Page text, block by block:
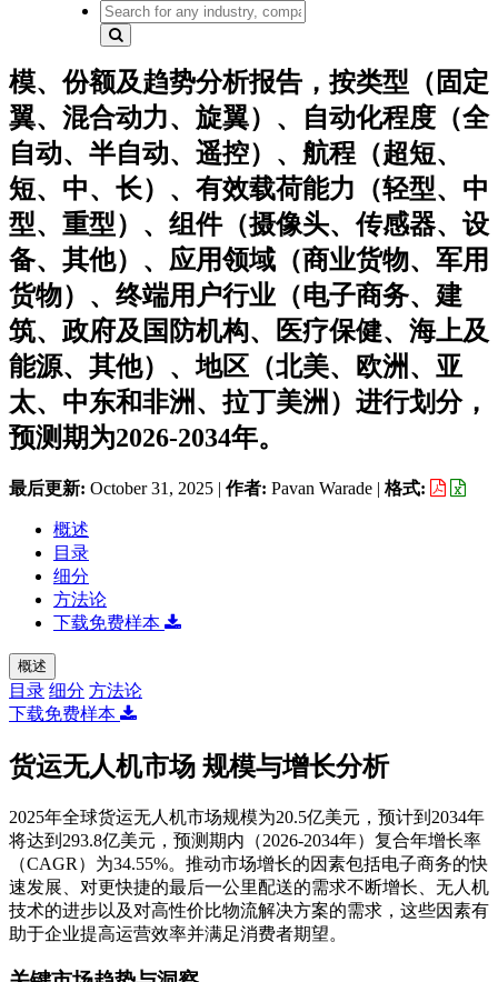
模、份额及趋势分析报告，按类型（固定
翼、混合动力、旋翼）、自动化程度（全
自动、半自动、遥控）、航程（超短、
短、中、长）、有效载荷能力（轻型、中
型、重型）、组件（摄像头、传感器、设
备、其他）、应用领域（商业货物、军用
货物）、终端用户行业（电子商务、建
筑、政府及国防机构、医疗保健、海上及
能源、其他）、地区（北美、欧洲、亚
太、中东和非洲、拉丁美洲）进行划分，
预测期为2026-2034年。
最后更新: October 31, 2025 | 作者: Pavan Warade | 格式:
概述
目录
细分
方法论
下载免费样本
概述
目录 细分 方法论
下载免费样本
货运无人机市场 规模与增长分析
2025年全球货运无人机市场规模为20.5亿美元，预计到2034年
将达到293.8亿美元，预测期内（2026-2034年）复合年增长率
（CAGR）为34.55%。推动市场增长的因素包括电子商务的快
速发展、对更快捷的最后一公里配送的需求不断增长、无人机
技术的进步以及对高性价比物流解决方案的需求，这些因素有
助于企业提高运营效率并满足消费者期望。